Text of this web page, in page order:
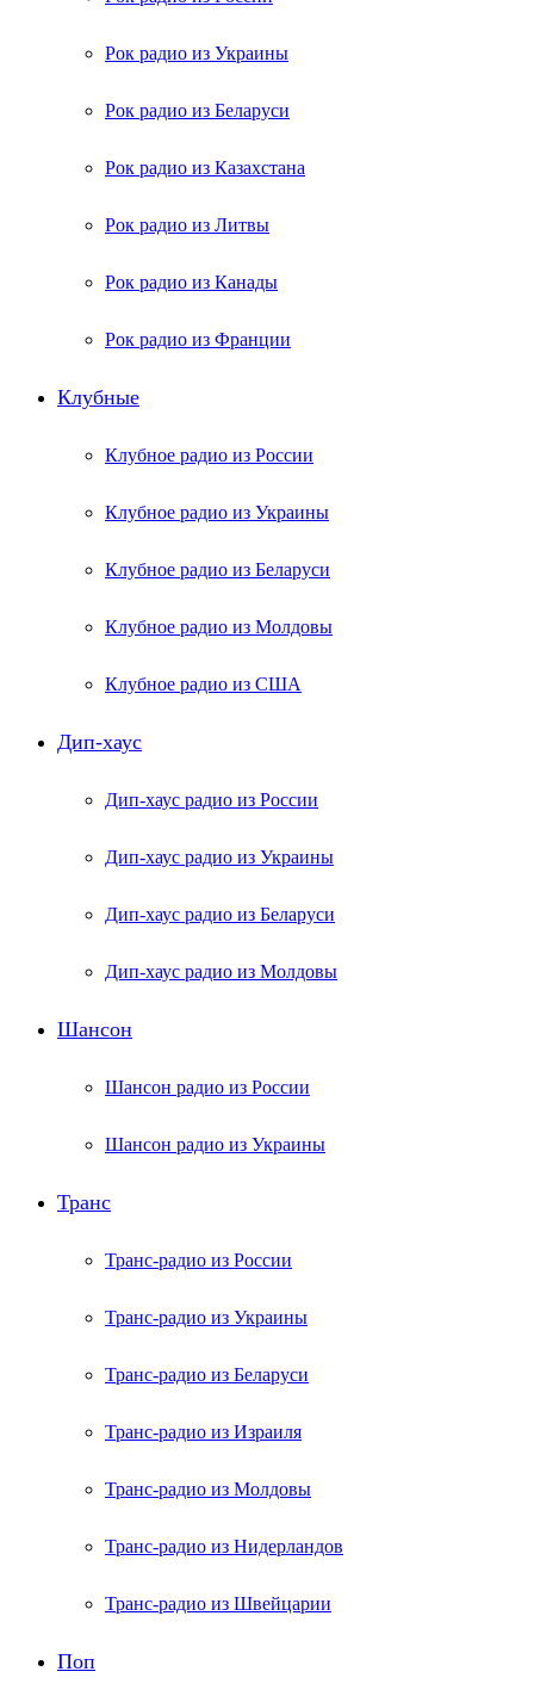
Рок радио из Украины
Рок радио из Беларуси
Рок радио из Казахстана
Рок радио из Литвы
Рок радио из Канады
Рок радио из Франции
Клубные
Клубное радио из России
Клубное радио из Украины
Клубное радио из Беларуси
Клубное радио из Молдовы
Клубное радио из США
Дип-хаус
Дип-хаус радио из России
Дип-хаус радио из Украины
Дип-хаус радио из Беларуси
Дип-хаус радио из Молдовы
Шансон
Шансон радио из России
Шансон радио из Украины
Транс
Транс-радио из России
Транс-радио из Украины
Транс-радио из Беларуси
Транс-радио из Израиля
Транс-радио из Молдовы
Транс-радио из Нидерландов
Транс-радио из Швейцарии
Поп